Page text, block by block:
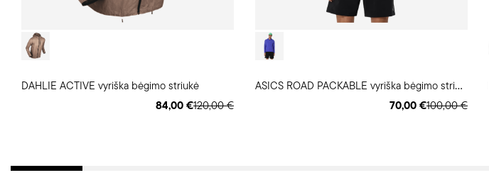
DAHLIE ACTIVE vyriška bėgimo striukė
120,00 €
84,00 €
A
SICS ROAD PACKABLE vyriška bėgimo striukė
100,00 €
70,00 €